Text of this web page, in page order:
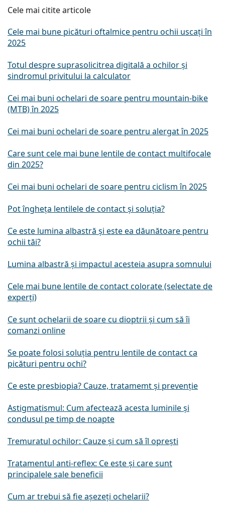
Cele mai citite articole
Cele mai bune picături oftalmice pentru ochii uscați în
2025
Totul despre suprasolicitrea digitală a ochilor și
sindromul privitului la calculator
Cei mai buni ochelari de soare pentru mountain-bike
(MTB) în 2025
Cei mai buni ochelari de soare pentru alergat în 2025
Care sunt cele mai bune lentile de contact multifocale
din 2025?
Cei mai buni ochelari de soare pentru ciclism în 2025
Pot îngheța lentilele de contact și soluția?
Ce este lumina albastră și este ea dăunătoare pentru
ochii tăi?
Lumina albastră și impactul acesteia asupra somnului
Cele mai bune lentile de contact colorate (selectate de
experți)
Ce sunt ochelarii de soare cu dioptrii și cum să îi
comanzi online
Se poate folosi soluția pentru lentile de contact ca
picături pentru ochi?
Ce este presbiopia? Cauze, tratamemt și prevenție
Astigmatismul: Cum afectează acesta luminile și
condusul pe timp de noapte
Tremuratul ochilor: Cauze și cum să îl oprești
Tratamentul anti-reflex: Ce este și care sunt
principalele sale beneficii
Cum ar trebui să fie așezeți ochelarii?